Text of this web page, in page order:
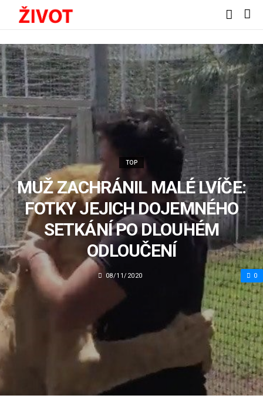
TOP
MUŽ ZACHRÁNIL MALÉ LVÍČE:
FOTKY JEJICH DOJEMNÉHO
SETKÁNÍ PO DLOUHÉM
ODLOUČENÍ
08/11/2020 0